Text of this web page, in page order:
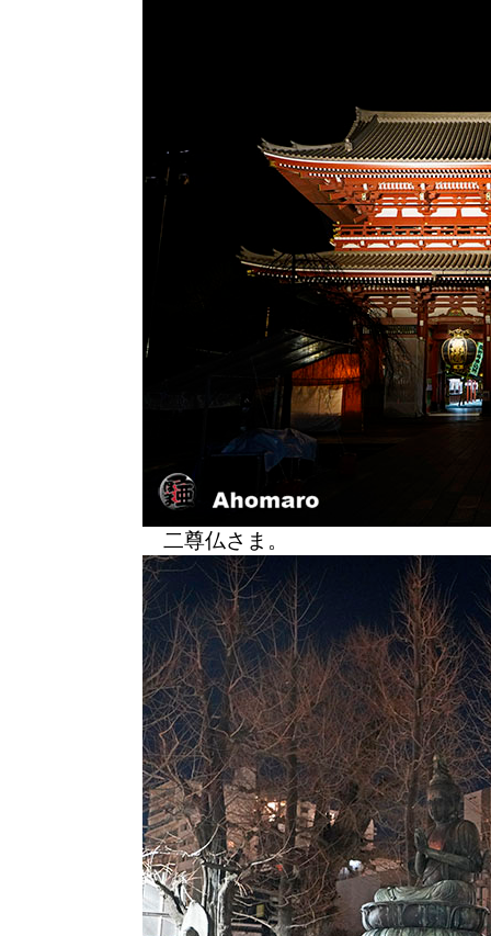
二尊仏さま。